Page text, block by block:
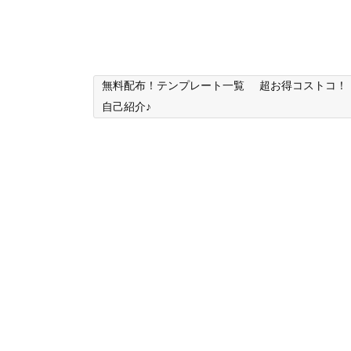
無料配布！テンプレート一覧
超お得コストコ！
自己紹介♪